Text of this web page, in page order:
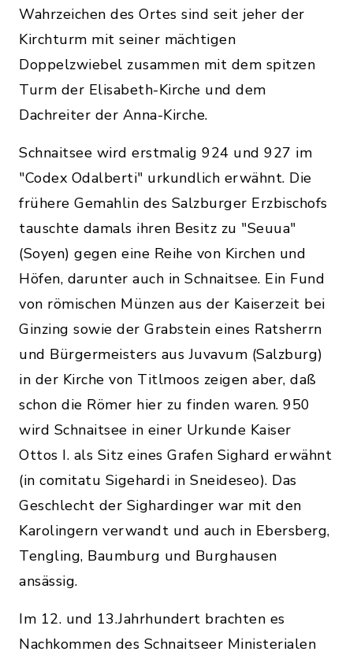
Wahrzeichen des Ortes sind seit jeher der
Kirchturm mit seiner mächtigen
Doppelzwiebel zusammen mit dem spitzen
Turm der Elisabeth-Kirche und dem
Dachreiter der Anna-Kirche.
Schnaitsee wird erstmalig 924 und 927 im
"Codex Odalberti" urkundlich erwähnt. Die
frühere Gemahlin des Salzburger Erzbischofs
tauschte damals ihren Besitz zu "Seuua"
(Soyen) gegen eine Reihe von Kirchen und
Höfen, darunter auch in Schnaitsee. Ein Fund
von römischen Münzen aus der Kaiserzeit bei
Ginzing sowie der Grabstein eines Ratsherrn
und Bürgermeisters aus Juvavum (Salzburg)
in der Kirche von Titlmoos zeigen aber, daß
schon die Römer hier zu finden waren. 950
wird Schnaitsee in einer Urkunde Kaiser
Ottos I. als Sitz eines Grafen Sighard erwähnt
(in comitatu Sigehardi in Sneideseo). Das
Geschlecht der Sighardinger war mit den
Karolingern verwandt und auch in Ebersberg,
Tengling, Baumburg und Burghausen
ansässig.
Im 12. und 13.Jahrhundert brachten es
Nachkommen des Schnaitseer Ministerialen